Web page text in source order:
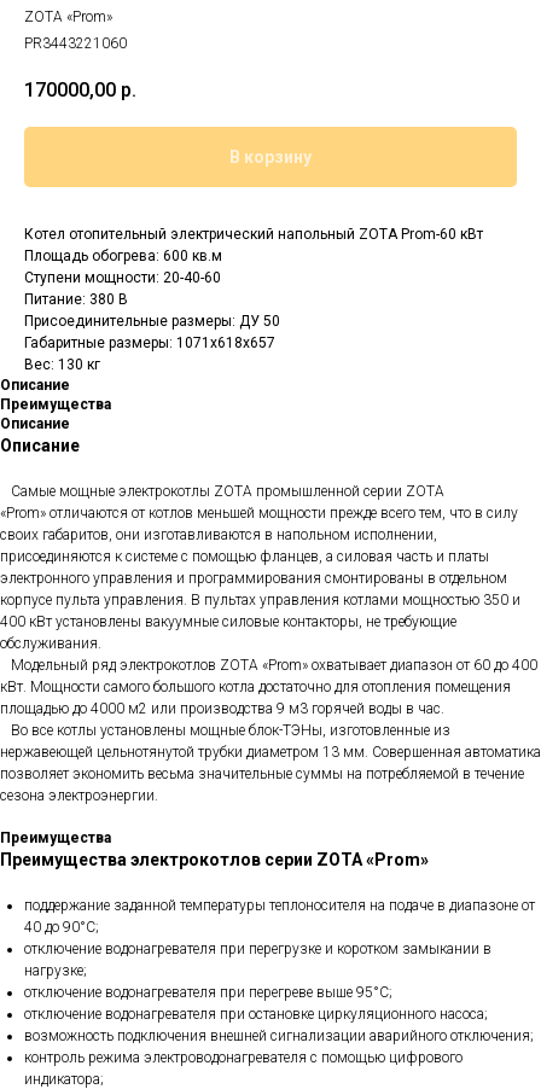
ZOTA «Prom»
PR3443221060
170000,00 р.
В корзину
Котел отопительный электрический напольный ZOTA Prom-60 кВт
Площадь обогрева: 600 кв.м
Cтупени мощности: 20-40-60
Питание: 380 В
Присоединительные размеры: ДУ 50
Габаритные размеры: 1071х618х657
Вес: 130 кг
Описание
Преимущества
Описание
Описание
Самые мощные электрокотлы ZOTA промышленной серии ZOTA
«Prom» отличаются от котлов меньшей мощности прежде всего тем, что в силу
своих габаритов, они изготавливаются в напольном исполнении,
присоединяются к системе с помощью фланцев, а силовая часть и платы
электронного управления и программирования смонтированы в отдельном
корпусе пульта управления. В пультах управления котлами мощностью 350 и
400 кВт установлены вакуумные силовые контакторы, не требующие
обслуживания.
Модельный ряд электрокотлов ZOTA «Prom» охватывает диапазон от 60 до 400
кВт. Мощности самого большого котла достаточно для отопления помещения
площадью до 4000 м2 или производства 9 м3 горячей воды в час.
Во все котлы установлены мощные блок-ТЭНы, изготовленные из
нержавеющей цельнотянутой трубки диаметром 13 мм. Совершенная автоматика
позволяет экономить весьма значительные суммы на потребляемой в течение
сезона электроэнергии.
Преимущества
Преимущества электрокотлов серии ZOTA «Prom»
поддержание заданной температуры теплоносителя на подаче в диапазоне от
40 до 90°С;
отключение водонагревателя при перегрузке и коротком замыкании в
нагрузке;
отключение водонагревателя при перегреве выше 95°С;
отключение водонагревателя при остановке циркуляционного насоса;
возможность подключения внешней сигнализации аварийного отключения;
контроль режима электроводонагревателя с помощью цифрового
индикатора;